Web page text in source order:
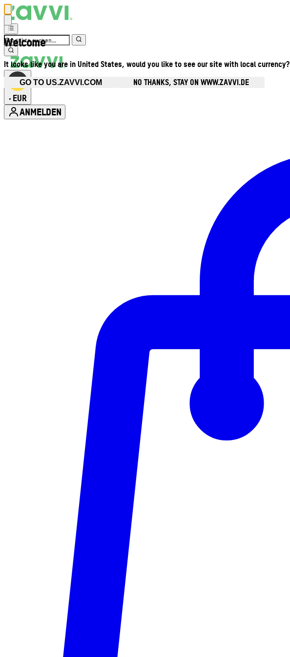
Welcome
It looks like you are in United States, would you like to see our site with local currency?
GO TO US.ZAVVI.COM NO THANKS, STAY ON WWW.ZAVVI.DE
• EUR
ANMELDEN